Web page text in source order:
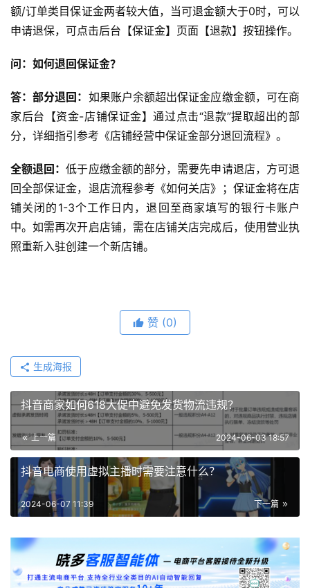
额/订单类目保证金两者较大值，当可退金额大于0时，可以
申请退保，可点击后台【保证金】页面【退款】按钮操作。
问：如何退回保证金？
答：部分退回： 如果账户余额超出保证金应缴金额，可在商
家后台【资金-店铺保证金】通过点击“退款”提取超出的部
分，详细指引参考《店铺经营中保证金部分退回流程》。
全额退回：低于应缴金额的部分，需要先申请退店，方可退
回全部保证金，退店流程参考《如何关店》；保证金将在店
铺关闭的1-3个工作日内，退回至商家填写的银行卡账户
中。如需再次开启店铺，需在店铺关店完成后，使用营业执
照重新入驻创建一个新店铺。
赞 (0)
生成海报
抖音商家如何618大促中避免发货物流违规？
上一篇 2024-06-03 18:57
抖音电商使用虚拟主播时需要注意什么？
下一篇
2024-06-07 11:39